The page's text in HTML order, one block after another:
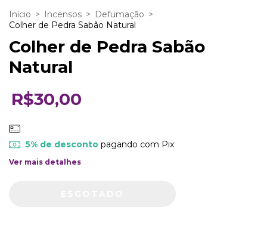
Início > Incensos > Defumação >
Colher de Pedra Sabão Natural
Colher de Pedra Sabão
Natural
R$30,00
5% de descontopagando com Pix
Ver mais detalhes